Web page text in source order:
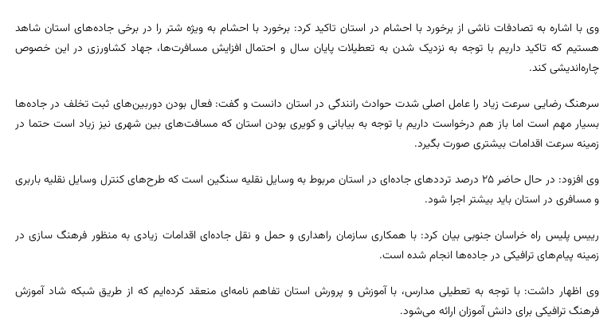
وی با اشاره به تصادفات ناشی از برخورد با احشام در استان تاکید کرد: برخورد با احشام به ویژه شتر را در برخی جاده‌های استان شاهد
هستیم که تاکید داریم با توجه به نزدیک شدن به تعطیلات پایان سال و احتمال افزایش مسافرت‌ها، جهاد کشاورزی در این خصوص
چاره‌اندیشی کند.
سرهنگ رضایی سرعت زیاد را عامل اصلی شدت حوادث رانندگی در استان دانست و گفت: فعال بودن دوربین‌های ثبت تخلف در جاده‌ها
بسیار مهم است اما باز هم درخواست داریم با توجه به بیابانی و کویری بودن استان که مسافت‌های بین شهری نیز زیاد است حتما در
زمینه سرعت اقدامات بیشتری صورت بگیرد.
وی افزود: در حال حاضر ۲۵ درصد ترددهای جاده‌ای در استان مربوط به وسایل نقلیه سنگین است که طرح‌های‌ کنترل وسایل نقلیه باربری
و مسافری در استان باید بیشتر اجرا شود.
رییس پلیس راه خراسان جنوبی بیان کرد: با همکاری سازمان راهداری و حمل و نقل جاده‌ای اقدامات زیادی به منظور فرهنگ سازی در
زمینه پیام‌های ترافیکی در جاده‌ها انجام شده است.
وی اظهار داشت: با توجه به تعطیلی مدارس، با آموزش و پرورش استان تفاهم نامه‌ای منعقد کرده‌ایم که از طریق شبکه شاد آموزش
فرهنگ ترافیکی برای دانش آموزان ارائه می‌شود.